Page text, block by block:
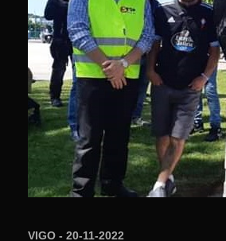
VIGO - 20-11-2022